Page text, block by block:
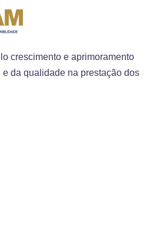
crescimento e aprimoramento
da qualidade na prestação dos